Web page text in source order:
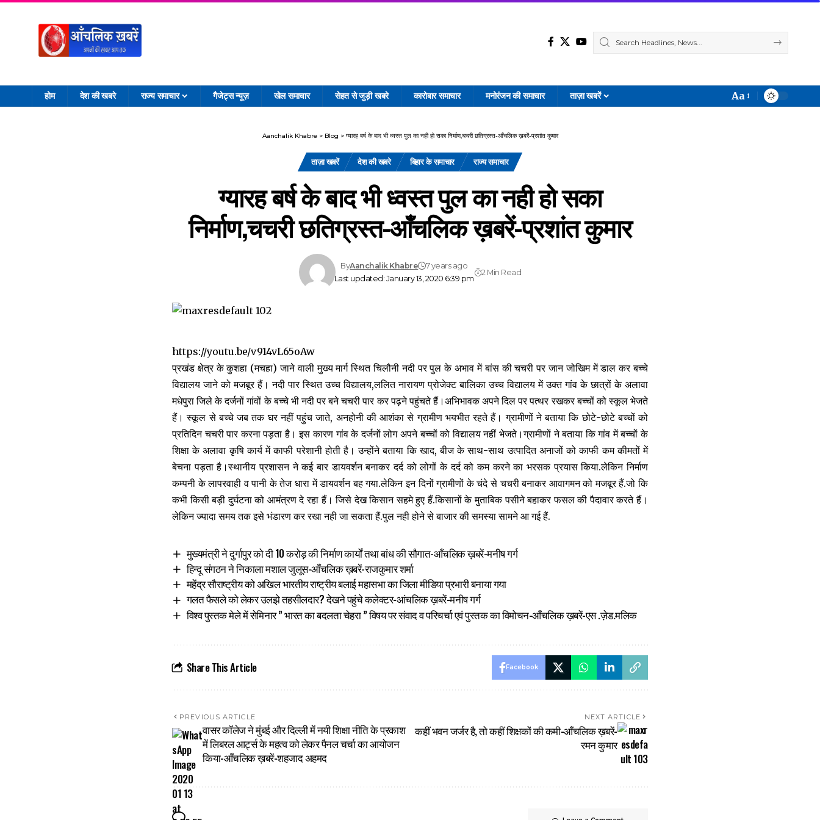
होम देश की खबरे राज्य समाचार गैजेट्स न्यूज़ खेल समाचार सेहत से जुड़ी खबरे कारोबार समाचार मनोरंजन की समाचार ताज़ा खबरें
Font
Aa
Aanchalik Khabre> Blog > ग्यारह बर्ष के बाद भी ध्वस्त पुल का नही हो सका निर्माण,चचरी छतिग्रस्त-आँचलिक ख़बरें-प्रशांत कुमार
ताज़ा खबरें देश की खबरे बिहार के समाचार राज्य समाचार
ग्यारह बर्ष के बाद भी ध्वस्त पुल का नही हो सका
निर्माण,चचरी छतिग्रस्त-आँचलिक ख़बरें-प्रशांत कुमार
Last updated: January 13, 2020 6:39 pm
ByAanchalik Khabre 7 years ago
2 Min Read
https://youtu.be/v914vL65oAw
प्रखंड क्षेत्र के कुशहा (मचहा) जाने वाली मुख्य मार्ग स्थित चिलौनी नदी पर पुल के अभाव में बांस की चचरी पर जान जोखिम में डाल कर बच्चे
विद्यालय जाने को मजबूर हैं। नदी पार स्थित उच्च विद्यालय,ललित नारायण प्रोजेक्ट बालिका उच्च विद्यालय में उक्त गांव के छात्रों के अलावा
मधेपुरा जिले के दर्जनों गांवों के बच्चे भी नदी पर बने चचरी पार कर पढ़ने पहुंचते हैं।अभिभावक अपने दिल पर पत्थर रखकर बच्चों को स्कूल भेजते
हैं। स्कूल से बच्चे जब तक घर नहीं पहुंच जाते, अनहोनी की आशंका से ग्रामीण भयभीत रहते हैं। ग्रामीणों ने बताया कि छोटे-छोटे बच्चों को
प्रतिदिन चचरी पार करना पड़ता है। इस कारण गांव के दर्जनों लोग अपने बच्चों को विद्यालय नहीं भेजते।ग्रामीणों ने बताया कि गांव में बच्चों के
शिक्षा के अलावा कृषि कार्य में काफी परेशानी होती है। उन्होंने बताया कि खाद, बीज के साथ-साथ उत्पादित अनाजों को काफी कम कीमतों में
बेचना पड़ता है।स्थानीय प्रशासन ने कई बार डायवर्शन बनाकर दर्द को लोगों के दर्द को कम करने का भरसक प्रयास किया.लेकिन निर्माण
कम्पनी के लापरवाही व पानी के तेज धारा में डायवर्शन बह गया.लेकिन इन दिनों ग्रामीणों के चंदे से चचरी बनाकर आवागमन को मजबूर हैं.जो कि
कभी किसी बड़ी दुर्घटना को आमंत्रण दे रहा हैं। जिसे देख किसान सहमे हुए हैं.किसानों के मुताबिक पसीने बहाकर फसल की पैदावार करते हैं।
लेकिन ज्यादा समय तक इसे भंडारण कर रखा नही जा सकता हैं.पुल नही होने से बाजार की समस्या सामने आ गई हैं.
मुख्यमंत्री ने दुर्गापुर को दी 10 करोड़ की निर्माण कार्यों तथा बांध की सौगात-आँचलिक ख़बरें-मनीष गर्ग
हिन्दू संगठन ने निकाला मशाल जुलूस-आँचलिक ख़बरें-राजकुमार शर्मा
महेंद्र सौराष्ट्रीय को अखिल भारतीय राष्ट्रीय बलाई महासभा का जिला मीडिया प्रभारी बनाया गया
गलत फैसले को लेकर उलझे तहसीलदार? देखने पहुंचे कलेक्टर-आंचलिक ख़बरें-मनीष गर्ग
विश्व पुस्तक मेले में सेमिनार ” भारत का बदलता चेहरा ” विषय पर संवाद व परिचर्चा एवं पुस्तक का विमोचन-आँचलिक ख़बरें-एस .ज़ेड.मलिक
Share This Article Facebook
PREVIOUS ARTICLE
वासर कॉलेज ने मुंबई और दिल्ली में नयी शिक्षा नीति के प्रकाश
में लिबरल आर्ट्स के महत्व को लेकर पैनल चर्चा का आयोजन
किया-आँचलिक ख़बरें-शहजाद अहमद
NEXT ARTICLE
कहीं भवन जर्जर है, तो कहीं शिक्षकों की कमी-आँचलिक ख़बरें-
रमन कुमार